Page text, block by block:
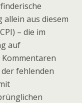
aus diesem
– die im
auf
fehlenden